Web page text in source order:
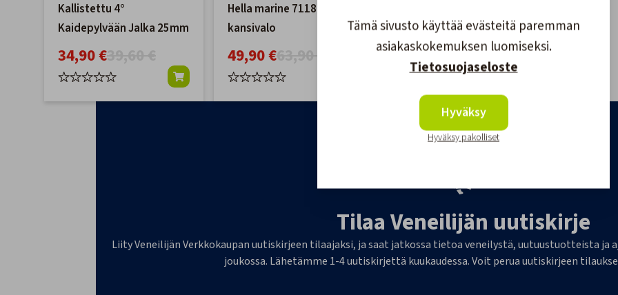
Kallistettu 4°
Kaidepylvään Jalka 25mm
34,90 €
Hella marine 7118
kansivalo
49,90 €
Tilaa Veneilijän uutiskirje
Liity Veneilijän Verkkokaupan uutiskirjeen tilaajaksi, ja saat jatkossa tietoa veneilystä, uutuustuotteista
joukossa. Lähetämme 1-4 uutiskirjettä kuukaudessa. Voit perua uutiskirjeen
Tämä sivusto käyttää evästeitä paremman
asiakaskokemuksen luomiseksi.
Tietosuojaseloste
Hyväksy
Hyväksy pakolliset